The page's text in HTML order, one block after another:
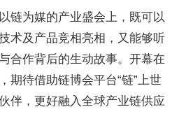
链为媒的产业盛会上，既可以
术及产品竞相亮相，又能够听
合作背后的生动故事。开幕在
期待借助链博会平台“链”上世
伴，更好融入全球产业链供应